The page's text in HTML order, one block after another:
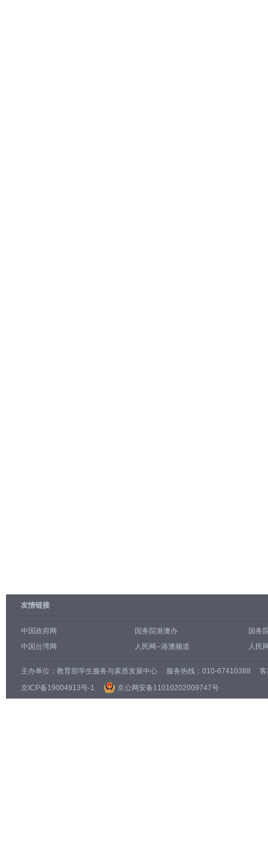
友情链接
中国政府网 国务院港澳办
国务
中国台湾网
人民网--港澳频道 人民
主办单位： 教育部学生服务与素质发展中心 服务热线：010-67410388 客
京ICP备19004913号-1
京公网安备11010202009747号